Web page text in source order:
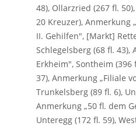
48), Ollarzried (267 fl.
20 Kreuzer), Anmerkung
II. Gehilfen", [Markt]
Schlegelsberg (68 fl. 43),
Erkheim", Sontheim (396
37), Anmerkung „Filiale
Trunkelsberg (89 fl. 6),
Anmerkung „50 fl. dem
Unteregg (172 fl. 59),